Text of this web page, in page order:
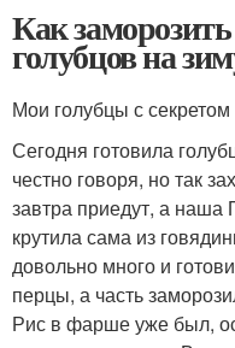
Как
голубцов на
Мои голубцы с секретом
Сегодня готовила
честно говоря, но так
завтра приедут, а
крутила сама из
довольно много и
перцы, а часть
Рис в фарше уже был,